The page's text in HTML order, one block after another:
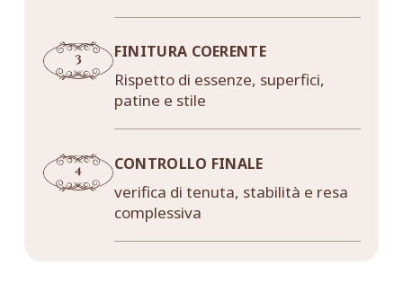
FINITURA COERENTE
Rispetto di essenze, superfici,
patine e stile
CONTROLLO FINALE
verifica di tenuta, stabilità e resa
complessiva